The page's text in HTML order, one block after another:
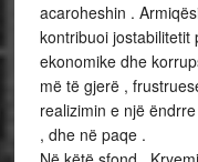
acaroheshin .
kontribuoi jostabilitetit
ekonomike dhe
më të gjerë ,
realizimin e një
, dhe në paqe .